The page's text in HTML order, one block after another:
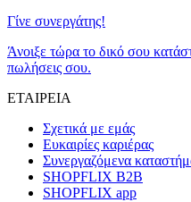
Γίνε συνεργάτης!
Άνοιξε τώρα το δικό σου
πωλήσεις σου.
ΕΤΑΙΡΕΙΑ
Σχετικά με εμάς
Ευκαιρίες καριέρας
Συνεργαζόμενα
SHOPFLIX B2B
SHOPFLIX app